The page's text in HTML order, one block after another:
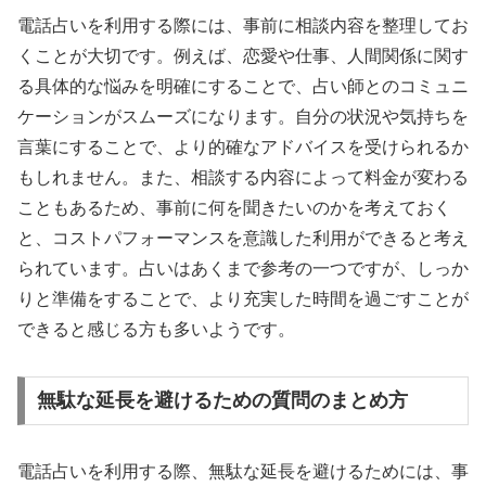
電話占いを利用する際には、事前に相談内容を整理してお
くことが大切です。例えば、恋愛や仕事、人間関係に関す
る具体的な悩みを明確にすることで、占い師とのコミュニ
ケーションがスムーズになります。自分の状況や気持ちを
言葉にすることで、より的確なアドバイスを受けられるか
もしれません。また、相談する内容によって料金が変わる
こともあるため、事前に何を聞きたいのかを考えておく
と、コストパフォーマンスを意識した利用ができると考え
られています。占いはあくまで参考の一つですが、しっか
りと準備をすることで、より充実した時間を過ごすことが
できると感じる方も多いようです。
無駄な延長を避けるための質問のまとめ方
電話占いを利用する際、無駄な延長を避けるためには、事